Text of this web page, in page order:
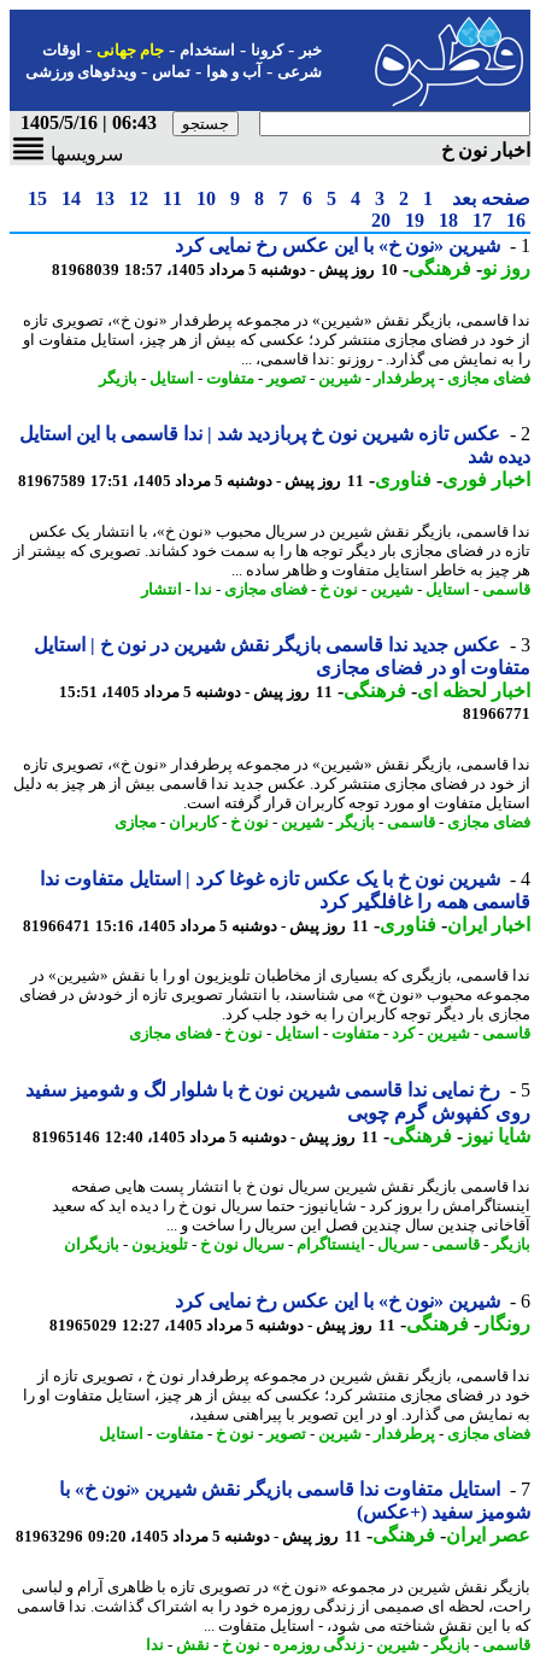
-کرونا-استخدام- جام جهانی-اوقات
شرعی-آب و هوا-تماس-ویدئوهای ورزشی
06:43 | 1405/5/16
نون خ
سرویسها
بعد 1
2
3
4
5
6
7
8
9
10
11
12
13
14
15
17
18
19
20
شیرین «نون خ» با این عکس رخ نمایی کرد
نو- فرهنگی-10 روز پیش - دوشنبه 5 مرداد 1405، 18:57 81968039
قاسمی، بازیگر نقش «شیرین» در مجموعه پرطرفدار «نون خ»، تصویری تازه
در فضای مجازی منتشر کرد؛ عکسی که بیش از هر چیز، استایل متفاوت او
نمایش می گذارد. - روزنو :ندا قاسمی، ...
مجازی- پرطرفدار -شیرین- تصویر-متفاوت-استایل-بازیگر
عکس تازه شیرین نون خ پربازدید شد | ندا قاسمی با این استایل
شد
فوری- فناوری- 11 روز پیش - دوشنبه 5 مرداد 1405، 17:51 81967589
قاسمی، بازیگر نقش شیرین در سریال محبوب «نون خ»، با انتشار یک عکس
در فضای مجازی بار دیگر توجه ها را به سمت خود کشاند. تصویری که بیشتر از
به خاطر استایل متفاوت و ظاهر ساده ...
-استایل-شیرین- نون خ-فضای مجازی- ندا - انتشار
عکس جدید ندا قاسمی بازیگر نقش شیرین در نون خ | استایل
او در فضای مجازی
لحظه ای- فرهنگی-11 روز پیش - دوشنبه 5 مرداد 1405، 15:51
قاسمی، بازیگر نقش «شیرین» در مجموعه پرطرفدار «نون خ»، تصویری تازه
در فضای مجازی منتشر کرد. عکس جدید ندا قاسمی بیش از هر چیز به دلیل
متفاوت او مورد توجه کاربران قرار گرفته است.
مجازی- قاسمی-بازیگر-شیرین- نون خ-کاربران - مجازی
شیرین نون خ با یک عکس تازه غوغا کرد | استایل متفاوت ندا
همه را غافلگیر کرد
ایران- فناوری- 11 روز پیش - دوشنبه 5 مرداد 1405، 15:16 81966471
قاسمی، بازیگری که بسیاری از مخاطبان تلویزیون او را با نقش «شیرین» در
محبوب «نون خ» می شناسند، با انتشار تصویری تازه از خودش در فضای
بار دیگر توجه کاربران را به خود جلب کرد.
-شیرین- کرد-متفاوت-استایل-نون خ-فضای مجازی
رخ نمایی ندا قاسمی شیرین نون خ با شلوار لگ و شومیز سفید
کفپوش گرم چوبی
نیوز-فرهنگی-11 روز پیش - دوشنبه 5 مرداد 1405، 12:40 81965146
قاسمی بازیگر نقش شیرین سریال نون خ با انتشار پست هایی صفحه
را بروز کرد - شایانیوز- حتما سریال نون خ را دیده اید که سعید
چندین سال چندین فصل این سریال را ساخت و ...
-قاسمی-سریال-اینستاگرام- سریال نون خ-تلویزیون -بازیگران
شیرین «نون خ» با این عکس رخ نمایی کرد
-فرهنگی-11 روز پیش - دوشنبه 5 مرداد 1405، 12:27 81965029
قاسمی، بازیگر نقش شیرین در مجموعه پرطرفدار نون خ ، تصویری تازه از
در فضای مجازی منتشر کرد؛ عکسی که بیش از هر چیز، استایل متفاوت او را
می گذارد. او در این تصویر با پیراهنی سفید،
مجازی- پرطرفدار -شیرین- تصویر-نون خ-متفاوت-استایل
استایل متفاوت ندا قاسمی بازیگر نقش شیرین «نون خ» با
سفید (+عکس)
ایران- فرهنگی-11 روز پیش - دوشنبه 5 مرداد 1405، 09:20 81963296
نقش شیرین در مجموعه «نون خ» در تصویری تازه با ظاهری آرام و لباسی
لحظه ای صمیمی از زندگی روزمره خود را به اشتراک گذاشت. ندا قاسمی
این نقش شناخته می شود، - استایل متفاوت ...
-بازیگر-شیرین- زندگی روزمره -نون خ-نقش-ندا